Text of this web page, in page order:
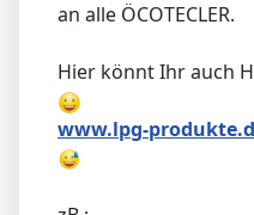
an alle ÖCOTECLER.
Hier könnt Ihr auch
www.lpg-